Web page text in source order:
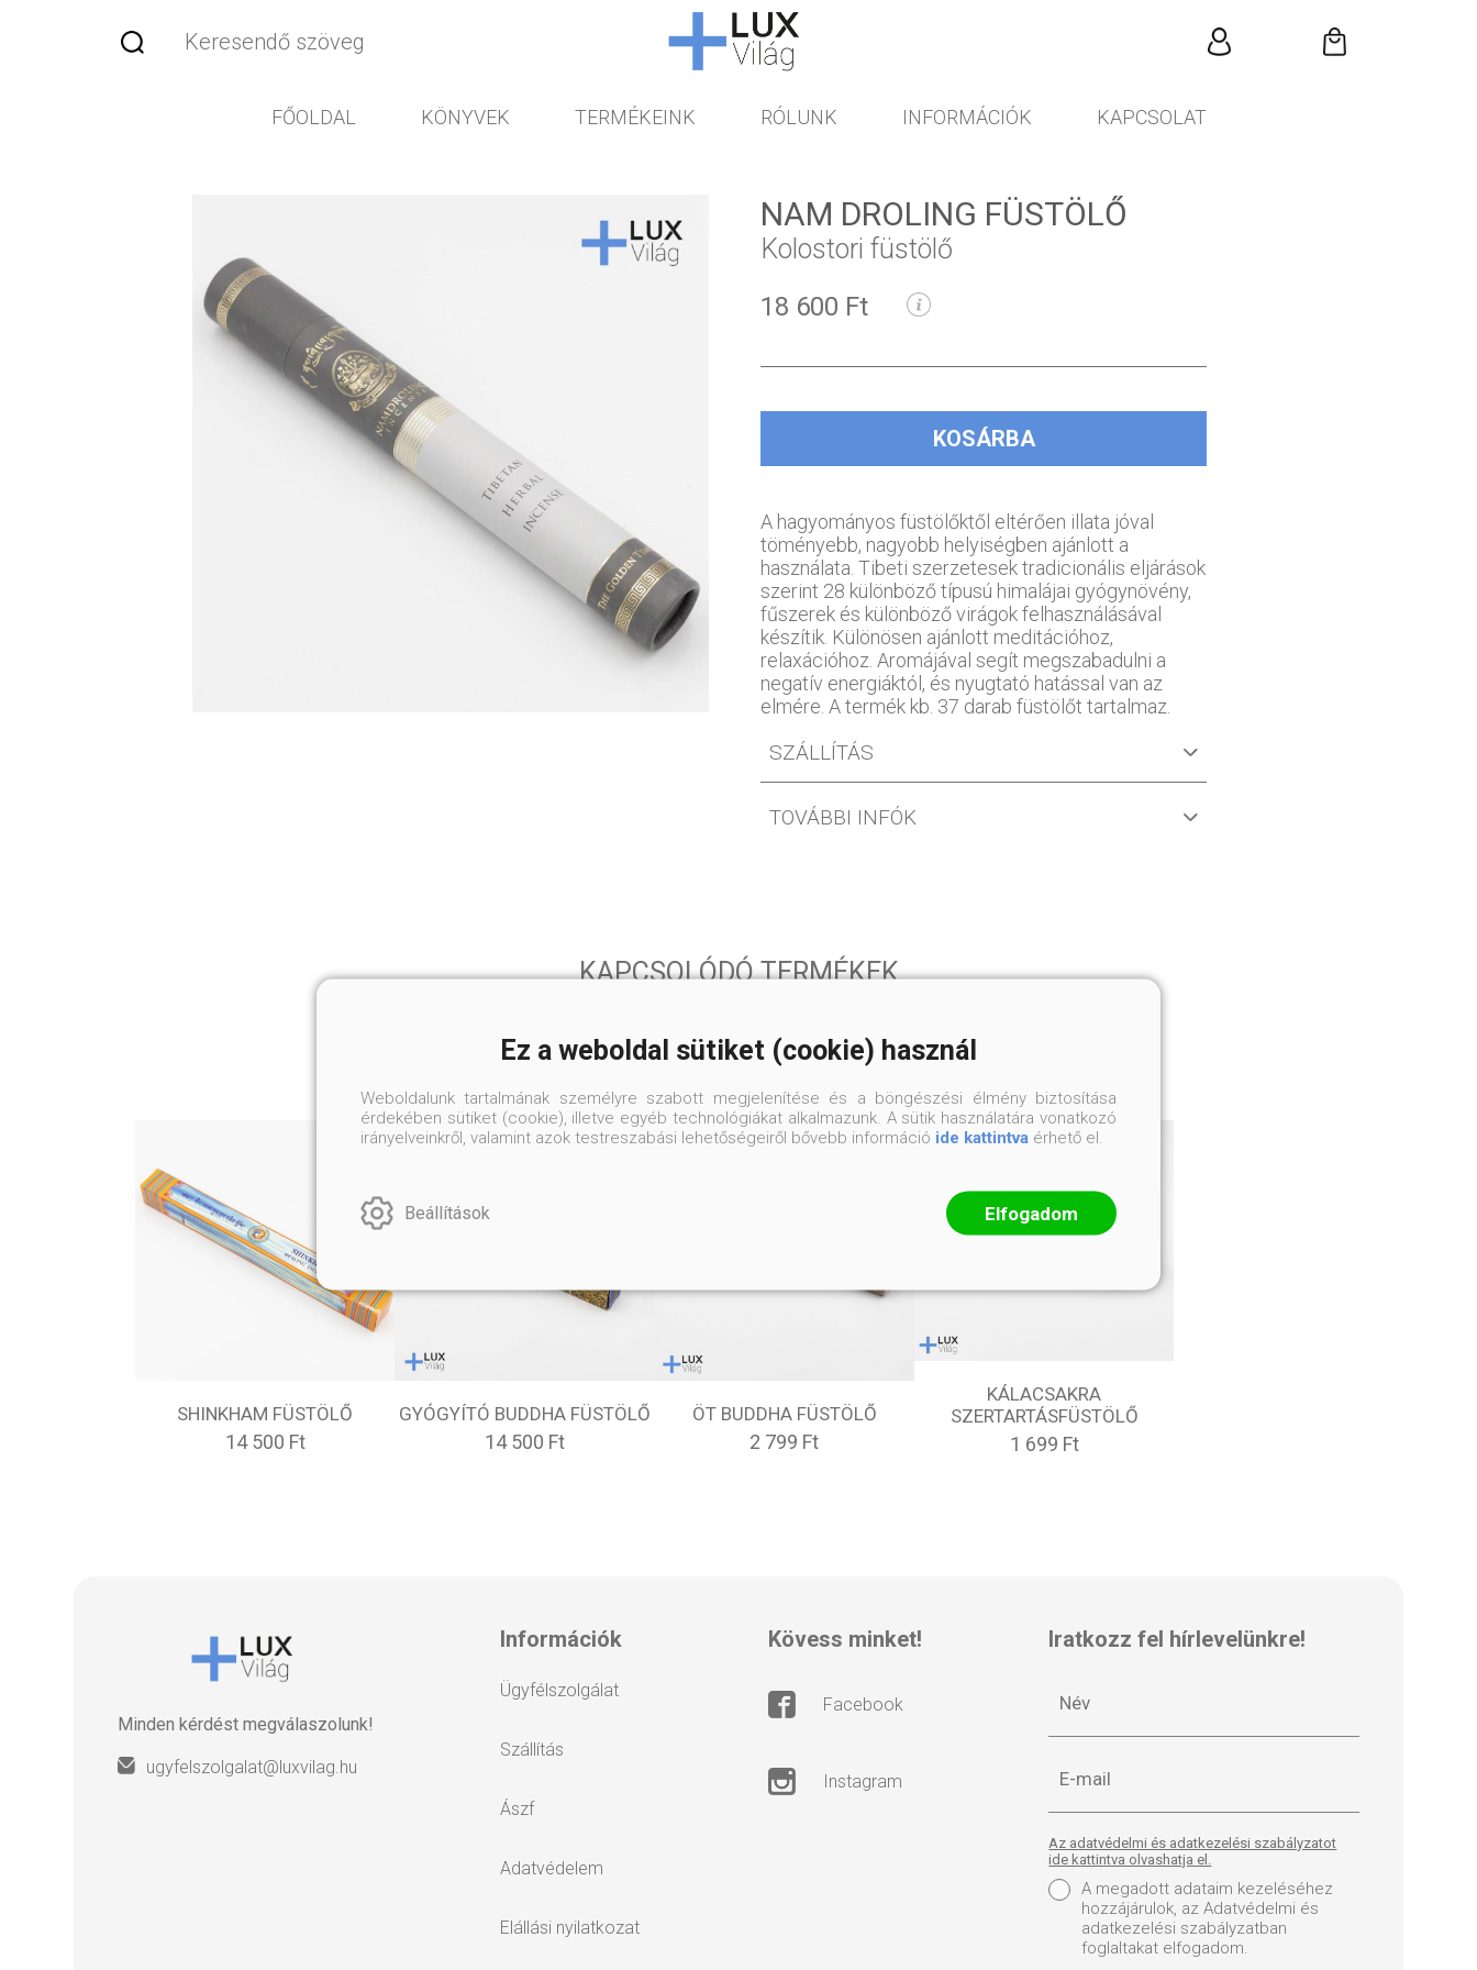
FŐOLDAL KÖNYVEK TERMÉKEINK RÓLUNK INFORMÁCIÓK KAPCSOLAT
NAM DROLING FÜSTÖLŐ
Kolostori füstölő
18 600 Ft
KOSÁRBA
A hagyományos füstölőktől eltérően illata jóval
töményebb, nagyobb helyiségben ajánlott a
használata. Tibeti szerzetesek tradicionális eljárások
szerint 28 különböző típusú himalájai gyógynövény,
fűszerek és különböző virágok felhasználásával
készítik. Különösen ajánlott meditációhoz,
relaxációhoz. Aromájával segít megszabadulni a
negatív energiáktól, és nyugtató hatással van az
elmére. A termék kb. 37 darab füstölőt tartalmaz.
SZÁLLÍTÁS
TOVÁBBI INFÓK
KAPCSOLÓDÓ TERMÉKEK
SHINKHAM FÜSTÖLŐ
14 500 Ft
GYÓGYÍTÓ BUDDHA FÜSTÖLŐ
14 500 Ft
ÖT BUDDHA FÜSTÖLŐ
2 799 Ft
KÁLACSAKRA
SZERTARTÁSFÜSTÖLŐ
1 699 Ft
Minden kérdést megválaszolunk!
ugyfelszolgalat@luxvilag.hu
információk
ügyfélszolgálat
szállítás
ászf
adatvédelem
elállási nyilatkozat
kövess minket!
facebook
instagram
Iratkozz fel hírlevelünkre!
Az adatvédelmi és adatkezelési szabályzatot
ide kattintva olvashatja el.
A megadott adataim kezeléséhez
hozzájárulok, az Adatvédelmi és
adatkezelési szabályzatban
foglaltakat elfogadom.
Ez a weboldal sütiket (cookie) használ
Weboldalunk tartalmának személyre szabott megjelenítése és a böngészési élmény biztosítása
érdekében sütiket (cookie), illetve egyéb technológiákat alkalmazunk. A sütik használatára vonatkozó
irányelveinkről, valamint azok testreszabási lehetőségeiről bővebb információ ide kattintva érhető el.
Beállítások Elfogadom